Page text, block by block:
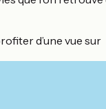
d’une vue sur